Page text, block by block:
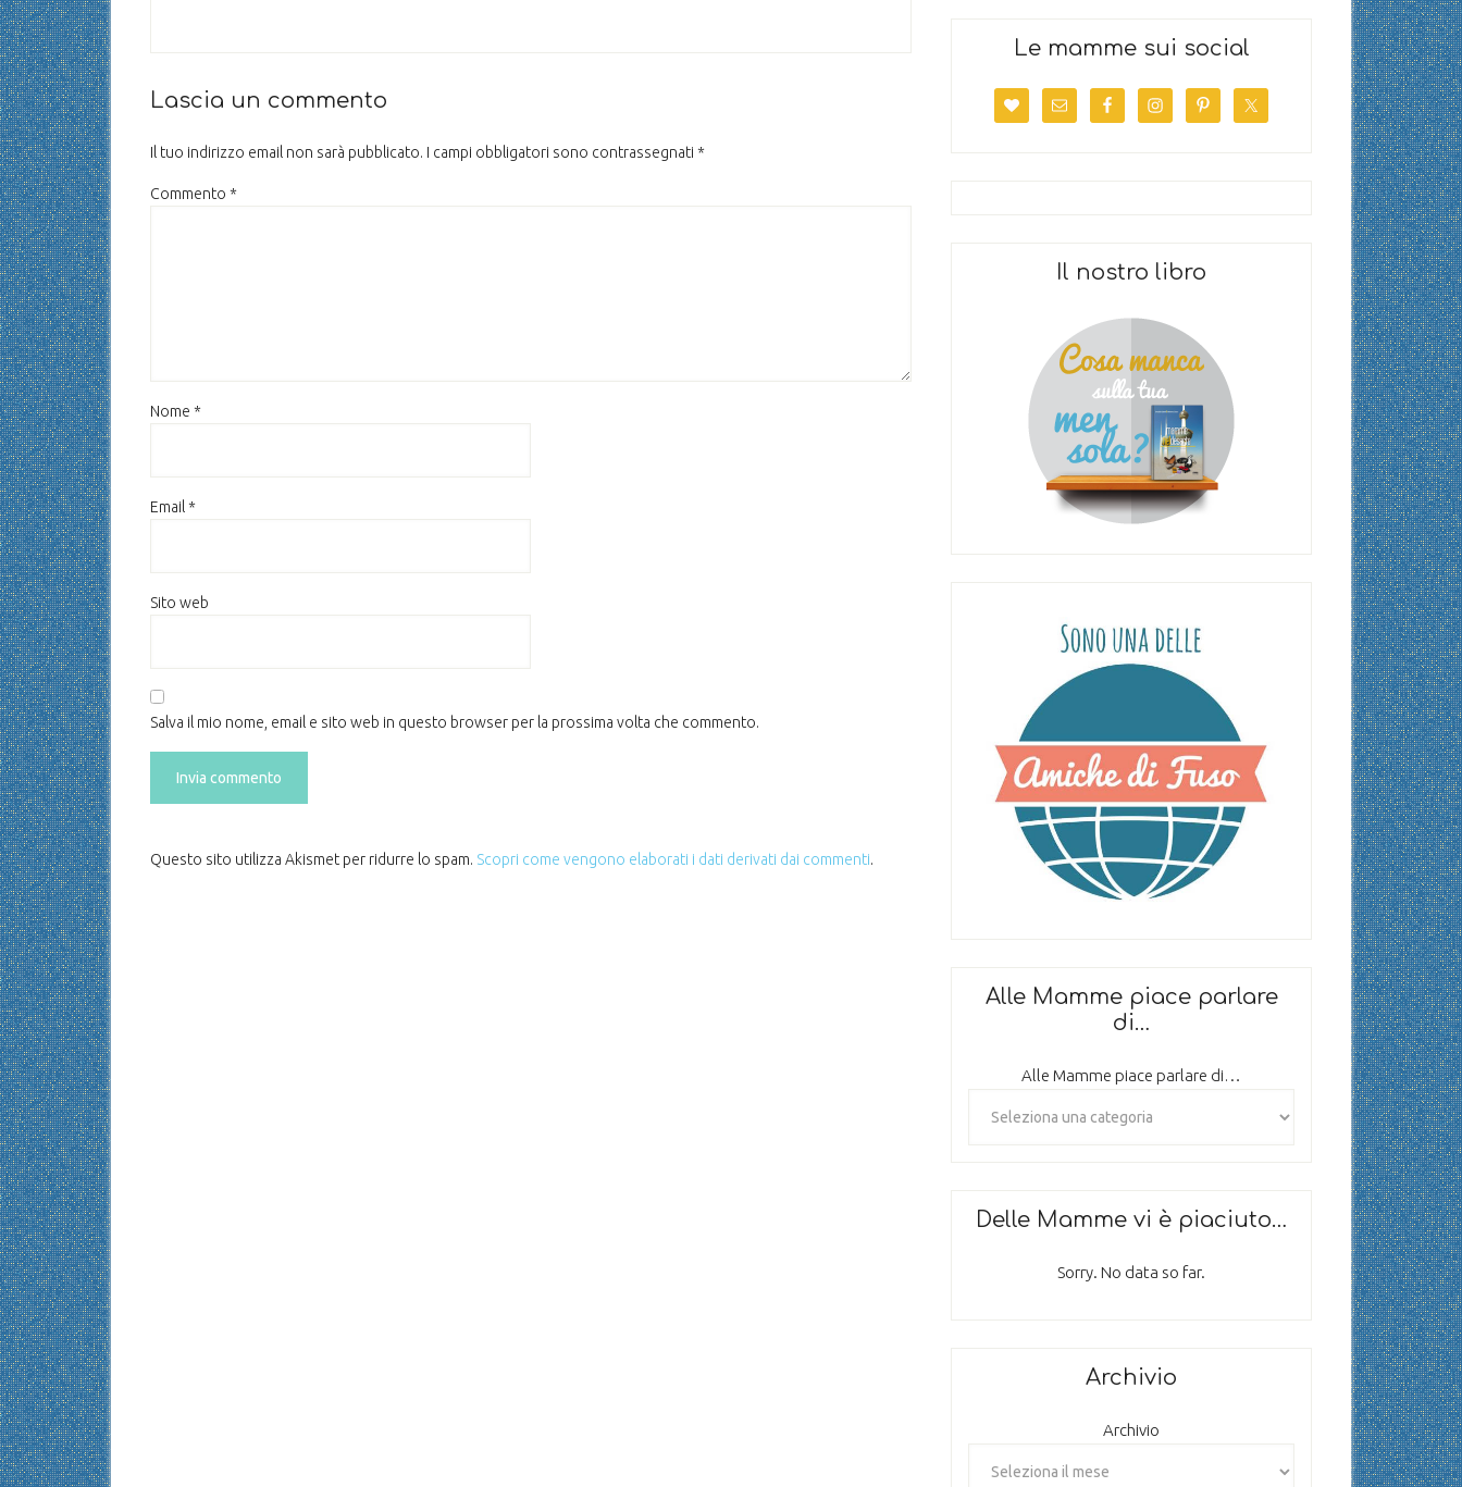
Lascia un commento
Il tuo indirizzo email non sarà pubblicato. I campi obbligatori sono contrassegnati *
Commento *
Nome *
Email *
Sito web
Salva il mio nome, email e sito web in questo browser per la prossima volta che commento.
Questo sito utilizza Akismet per ridurre lo spam. Scopri come vengono elaborati i dati derivati dai commenti.
Le mamme sui social
Il nostro libro
Alle Mamme piace parlare
di…
Alle Mamme piace parlare di…
Delle Mamme vi è piaciuto…
Sorry. No data so far.
Archivio
Archivio